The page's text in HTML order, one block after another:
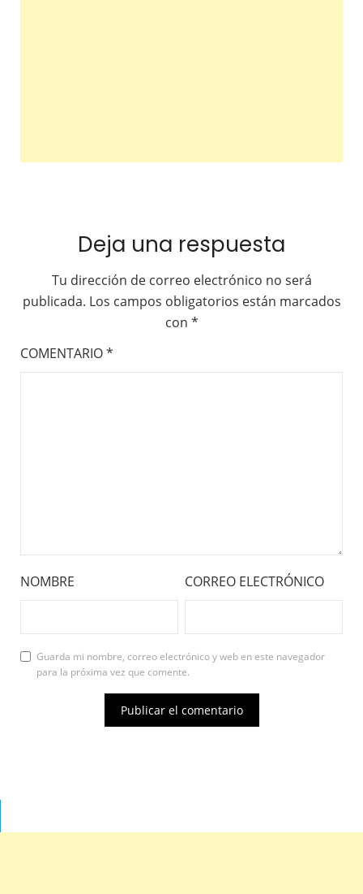
Deja una respuesta
Tu dirección de correo electrónico no será
publicada. Los campos obligatorios están marcados
con *
COMENTARIO*
NOMBRE CORREO ELECTRÓNICO
Guarda mi nombre, correo electrónico y web en este navegador
para la próxima vez que comente.